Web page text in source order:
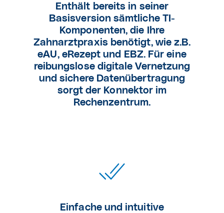
Enthält bereits in seiner
Basisversion sämtliche TI-
Komponenten, die Ihre
Zahnarztpraxis benötigt, wie z.B.
eAU, eRezept und EBZ. Für eine
reibungslose digitale Vernetzung
und sichere Datenübertragung
sorgt der Konnektor im
Rechenzentrum.
Einfache und intuitive